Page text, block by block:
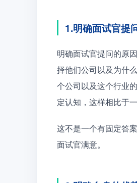
1.明确面试官提
明确面试官提问的原
择他们公司以及为什
个公司以及这个行业
定认知，这样相比于
这不是一个有固定答
面试官满意。